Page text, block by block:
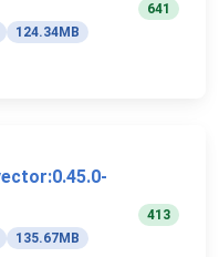
124.34MB
641
135.67MB
413